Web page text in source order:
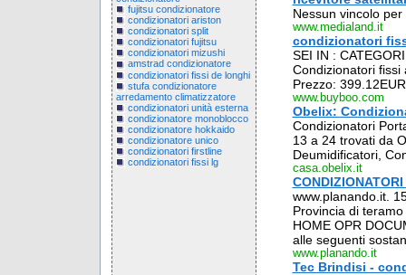
fujitsu condizionatore
condizionatori ariston
condizionatori split
condizionatori fujitsu
condizionatori mizushi
amstrad condizionatore
condizionatori fissi de longhi
stufa condizionatore
arredamento climatizzatore
condizionatori unità esterna
condizionatore monoblocco
condizionatore hokkaido
condizionatore unico
condizionatori firstline
condizionatori fissi lg
Nessun vincolo
www.medialand.it
condizionatori
SEI IN :
Condizionatori fissi
Prezzo:
www.buyboo.com
Obelix:
Condizionatori
13 a 24 trovati da
Deumidificatori,
casa.obelix.it
www.planando.it.
Provincia di
HOME OPR
alle seguenti
www.planando.it
Tec Brindisi -